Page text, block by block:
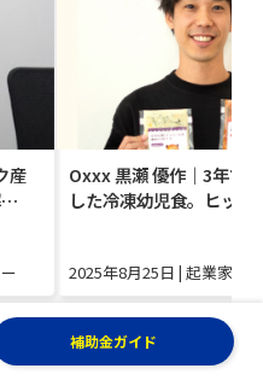
産
…
Oxxx 黒瀬 優作｜3年で
した冷凍幼児食。ヒッ
2025年8月25日 | 起業家イ
ス一覧へ
補助金ガイド